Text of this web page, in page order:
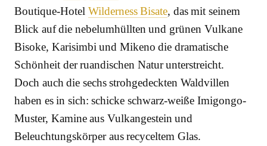
Boutique-Hotel Wilderness Bisate, das mit seinem
Blick auf die nebelumhüllten und grünen Vulkane
Bisoke, Karisimbi und Mikeno die dramatische
Schönheit der ruandischen Natur unterstreicht.
Doch auch die sechs strohgedeckten Waldvillen
haben es in sich: schicke schwarz-weiße Imigongo-
Muster, Kamine aus Vulkangestein und
Beleuchtungskörper aus recyceltem Glas.